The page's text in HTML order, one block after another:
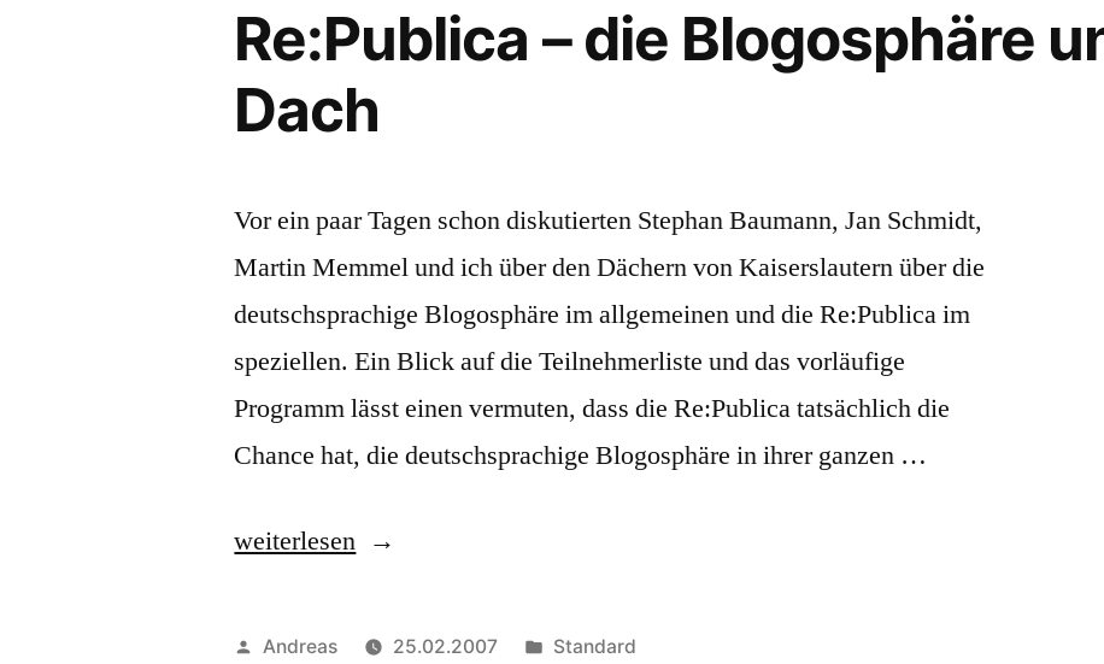
Superbloggerin
–
der
re:publica
Re:Publica – die Blogosphäre
Dach
Vor ein paar Tagen schon diskutierten Stephan Baumann, Jan Schmidt,
Martin Memmel und ich über den Dächern von Kaiserslautern über die
deutschsprachige Blogosphäre im allgemeinen und die Re:Publica im
speziellen. Ein Blick auf die Teilnehmerliste und das vorläufige
Programm lässt einen vermuten, dass die Re:Publica tatsächlich die
Chance hat, die deutschsprachige Blogosphäre in ihrer ganzen …
„Re:Publica
die
weiterlesen
Veröffentlicht
Andreas 25.02.2007
Veröffentlicht
Standard